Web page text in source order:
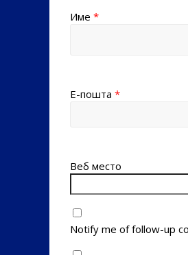
Име *
Е-пошта *
Веб место
Notify me of follow-up